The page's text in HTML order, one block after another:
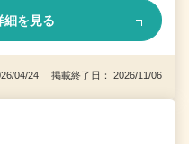
細を見る
04/24 掲載終了日： 2026/11/06